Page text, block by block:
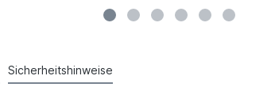
Sicherheitshinweise